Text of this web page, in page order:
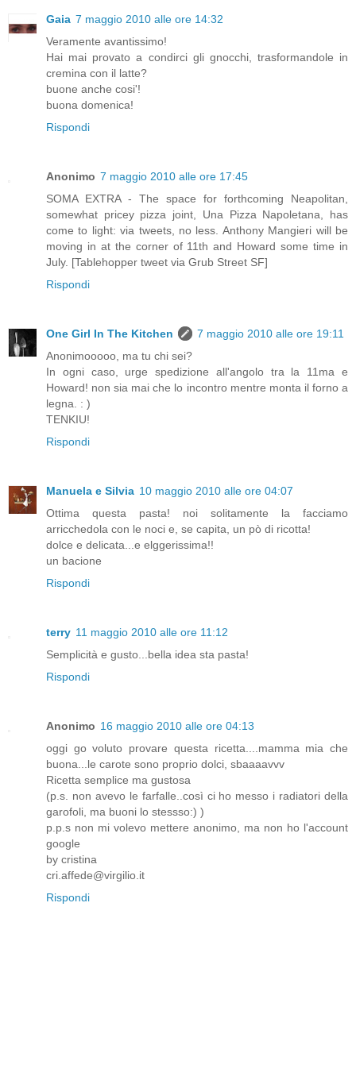
Gaia 7 maggio 2010 alle ore 14:32
Veramente avantissimo!
Hai mai provato a condirci gli gnocchi, trasformandole in
cremina con il latte?
buone anche cosi'!
buona domenica!
Rispondi
Anonimo 7 maggio 2010 alle ore 17:45
SOMA EXTRA - The space for forthcoming Neapolitan,
somewhat pricey pizza joint, Una Pizza Napoletana, has
come to light: via tweets, no less. Anthony Mangieri will be
moving in at the corner of 11th and Howard some time in
July. [Tablehopper tweet via Grub Street SF]
Rispondi
One Girl In The Kitchen
7 maggio 2010 alle ore 19:11
Anonimooooo, ma tu chi sei?
In ogni caso, urge spedizione all'angolo tra la 11ma e
Howard! non sia mai che lo incontro mentre monta il forno a
legna. : )
TENKIU!
Rispondi
Manuela e Silvia 10 maggio 2010 alle ore 04:07
Ottima questa pasta! noi solitamente la facciamo
arricchedola con le noci e, se capita, un pò di ricotta!
dolce e delicata...e elggerissima!!
un bacione
Rispondi
terry 11 maggio 2010 alle ore 11:12
Semplicità e gusto...bella idea sta pasta!
Rispondi
Anonimo 16 maggio 2010 alle ore 04:13
oggi go voluto provare questa ricetta....mamma mia che
buona...le carote sono proprio dolci, sbaaaavvv
Ricetta semplice ma gustosa
(p.s. non avevo le farfalle..così ci ho messo i radiatori della
garofoli, ma buoni lo stessso:) )
p.p.s non mi volevo mettere anonimo, ma non ho l'account
google
by cristina
cri.affede@virgilio.it
Rispondi